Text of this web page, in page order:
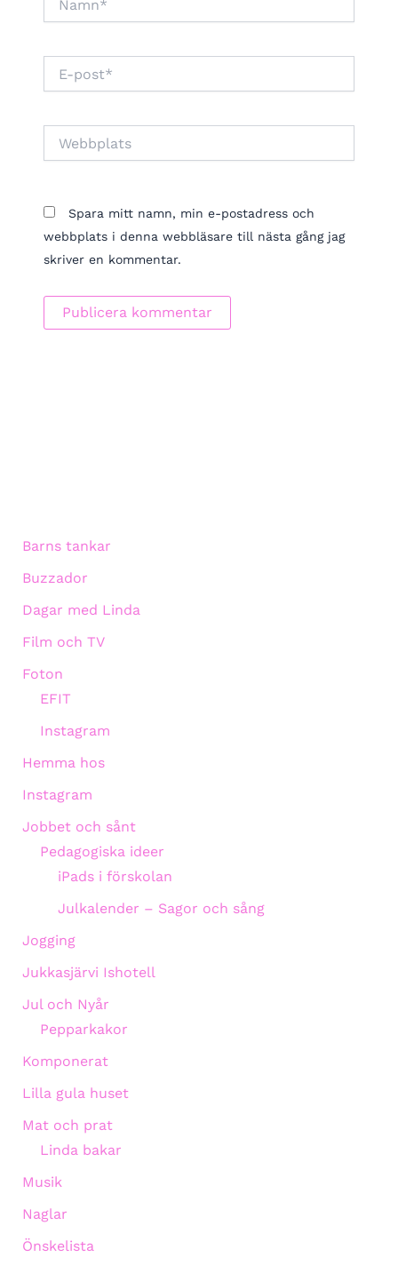
post*
Spara mitt namn, min e-postadress och
webbplats i denna webbläsare till nästa gång jag
skriver en kommentar.
Barns tankar
Buzzador
Dagar med Linda
Film och TV
Foton
EFIT
Instagram
Hemma hos
Instagram
Jobbet och sånt
Pedagogiska ideer
iPads i förskolan
Julkalender – Sagor och sång
Jogging
Jukkasjärvi Ishotell
Jul och Nyår
Pepparkakor
Komponerat
Lilla gula huset
Mat och prat
Linda bakar
Musik
Naglar
Önskelista